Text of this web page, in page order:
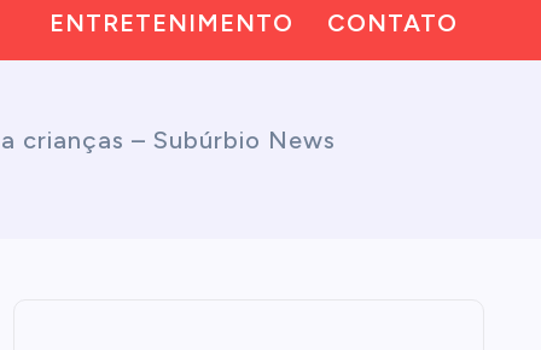
ENTRETENIMENTO CONTATO
crianças – Subúrbio News